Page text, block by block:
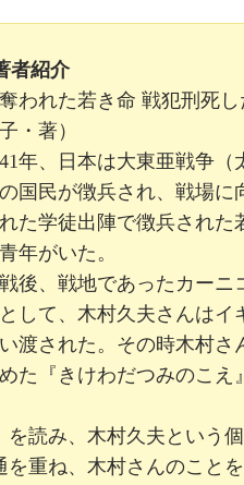
者紹介
奪われた若き命 戦犯刑死
・著）
年、日本は大東亜戦争
国民が徴兵され、戦場
た学徒出陣で徴兵された
年がいた。
後、戦地であったカーニ
して、木村久夫さんはイ
渡された。その時木村さ
た『きけわだつみのこ
読み、木村久夫という
重ね、木村さんのこと